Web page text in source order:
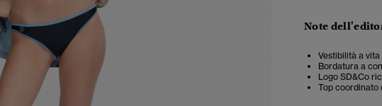
Note
Vestibilità a
Bordatura a
Logo SD&Co
Top coordinato